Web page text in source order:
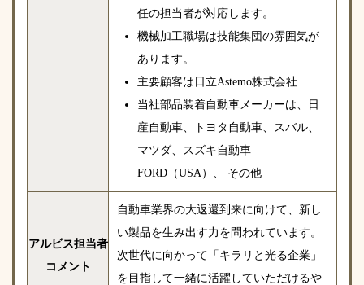
任の担当者が対応します。
機械加工職場は技能集団の雰囲気が
あります。
主要顧客は日立Astemo株式会社
当社部品装着自動車メーカーは、日
産自動車、トヨタ自動車、スバル、
マツダ、スズキ自動車
FORD（USA）、 その他
アルビス担当者
コメント
自動車業界の大返還到来に向けて、新し
い製品を生み出す力を問われています。
次世代に向かって「キラリと光る企業」
を目指して一緒に活躍していただけるや